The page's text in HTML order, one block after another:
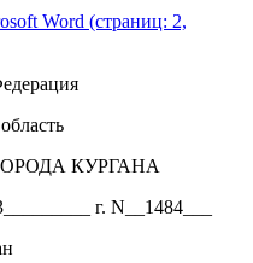
Word (страниц: 2,
КУРГАНА
г. N__1484___